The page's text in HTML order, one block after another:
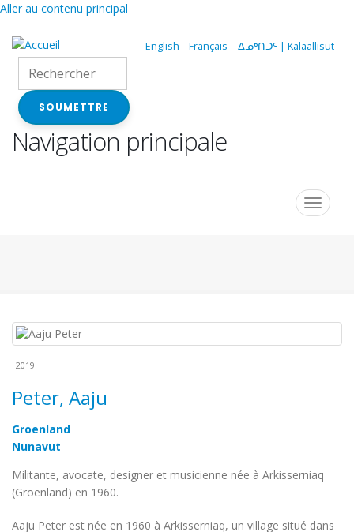
Aller au contenu principal
English Français ᐃᓄᒃᑎᑐᑦ | Kalaallisut
SOUMETTRE
Navigation principale
Toggle
2019.
Peter, Aaju
Groenland
Nunavut
Militante, avocate, designer et musicienne née à Arkisserniaq
(Groenland) en 1960.
Aaju Peter est née en 1960 à Arkisserniaq, un village situé dans